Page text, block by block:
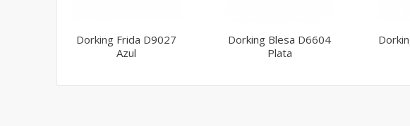
Dorking Frida D9027
Azul
Dorking Blesa D6604
Plata